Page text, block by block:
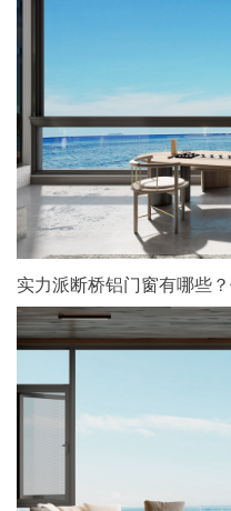
实力派断桥铝门窗有哪些